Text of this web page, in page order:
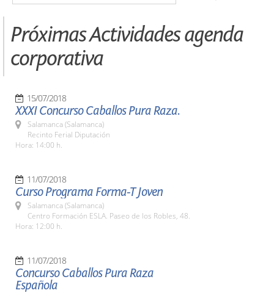
Próximas Actividades agenda
corporativa
15/07/2018
XXXI Concurso Caballos Pura Raza.
Salamanca (Salamanca)
Recinto Ferial Diputación
Hora: 14:00 h.
11/07/2018
Curso Programa Forma-T Joven
Salamanca (Salamanca)
Centro Formación ESLA. Paseo de los Robles, 48.
Hora: 12:00 h.
11/07/2018
Concurso Caballos Pura Raza
Española